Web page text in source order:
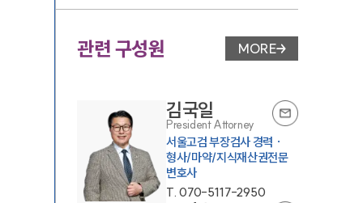
관련 구성원 변호사 페이지 이동
MORE
김국일
President Attorney
서울고검 부장검사 경력 ·
형사/마약/지식재산권전문
변호사
T.070-5117-2950